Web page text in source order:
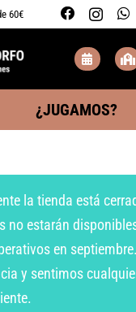
60€
¿JUGAMOS?
la tienda está
no estarán
en
y sentimos